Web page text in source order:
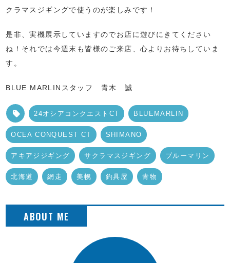
クラマスジギングで使うのが楽しみです！
是非、実機展示していますのでお店に遊びにきてください
ね！それでは今週末も皆様のご来店、心よりお待ちしていま
す。
BLUE MARLINスタッフ 青木 誠
24オシアコンクエストCT BLUEMARLIN
OCEA CONQUEST CT SHIMANO
アキアジジギング サクラマスジギング ブルーマリン
北海道 網走 美幌 釣具屋 青物